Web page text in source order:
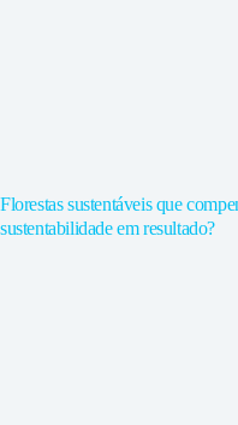
Florestas sustentáveis que
sustentabilidade em resultado?